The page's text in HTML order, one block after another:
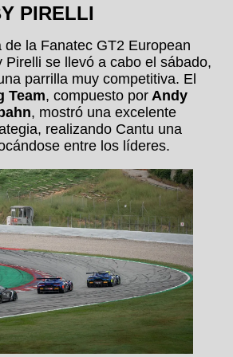
PIRELLI
de la Fanatec GT2 European
Pirelli se llevó a cabo el sábado,
parrilla muy competitiva. El
Team, compuesto por Andy
, mostró una excelente
realizando Cantu una
entre los líderes.